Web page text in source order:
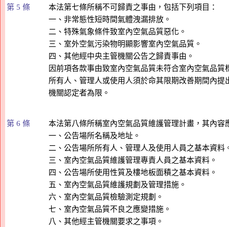
第 5 條
本法第七條所稱不可歸責之事由，包括下列項目：
一、非常態性短時間氣體洩漏排放。
二、特殊氣象條件致室內空氣品質惡化。
三、室外空氣污染物明顯影響室內空氣品質。
四、其他經中央主管機關公告之歸責事由。
因前項各款事由致室內空氣品質未符合室內空氣品質
所有人、管理人或使用人須於命其限期改善期間內提
第 6 條
本法第八條所稱室內空氣品質維護管理計畫，其內容
一、公告場所名稱及地址。
二、公告場所所有人、管理人及使用人員之基本資料
三、室內空氣品質維護管理專責人員之基本資料。
四、公告場所使用性質及樓地板面積之基本資料。
五、室內空氣品質維護規劃及管理措施。
六、室內空氣品質檢驗測定規劃。
七、室內空氣品質不良之應變措施。
八、其他經主管機關要求之事項。